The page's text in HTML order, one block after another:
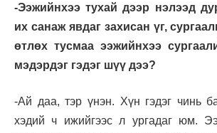
-Ээжийнхээ тухай дээр нэлээд
их санаж явдаг захисан үг,
өтлөх тусмаа ээжийнхээ
мэдэрдэг гэдэг шүү дээ?
-Ай даа, тэр үнэн. Хүн гэдэг чинь
хэдий ч ижийгээс л ургадаг юм.